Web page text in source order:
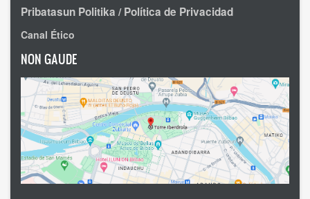
Pribatasun Politika / Política de Privacidad
Canal Ético
NON GAUDE